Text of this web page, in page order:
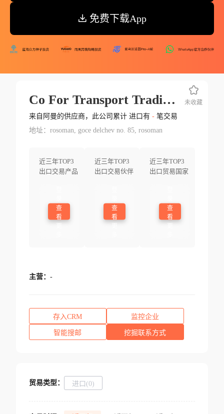
免费下载App
Co For Transport Trading Services Baraba Trans Dooel Exp Imp Rosoman
来自阿曼的供应商，此公司累计 进口有 -笔交易
地址：rosoman, goce delchev no. 85, rosoman
近三年TOP3
出口交易产品
查
看
近三年TOP3
出口交易伙伴
查
看
近三年TOP3
出口贸易国家
查
看
未收藏
主营： -
存入CRM 监控企业
智能搜邮 挖掘联系方式
贸易类型： 进口(0)